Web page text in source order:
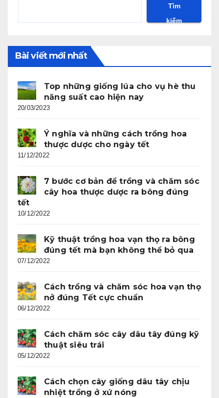
Tìm
kiếm
Bài viết mới nhất
Top những giống lúa cho vụ hè thu
năng suất cao hiện nay
20/03/2023
Ý nghĩa và những cách trồng hoa
thược dược cho ngày tết
11/12/2022
7 bước cơ bản để trồng và chăm sóc
cây hoa thược dược ra bông đúng
tết
10/12/2022
Kỹ thuật trồng hoa vạn thọ ra bông
đúng tết mà bạn không thể bỏ qua
07/12/2022
Cách trồng và chăm sóc hoa vạn thọ
nở đúng Tết cực chuẩn
06/12/2022
Cách chăm sóc cây dâu tây đúng kỹ
thuật siêu trái
05/12/2022
Cách chọn cây giống dâu tây chịu
nhiệt trồng ở xứ nóng